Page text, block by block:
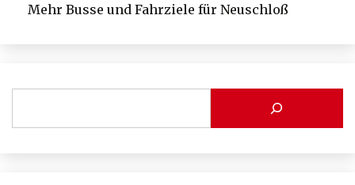
Mehr Busse und Fahrziele für Neuschloß